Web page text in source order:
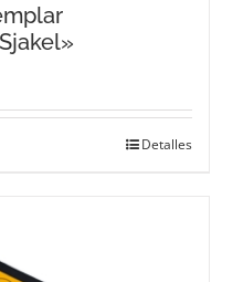
Detalles